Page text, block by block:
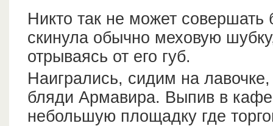
Никто так не может
скинула обычно меховую
отрываясь от его губ.
Наигрались, сидим на
бляди Армавира. Выпив в
небольшую площадку где